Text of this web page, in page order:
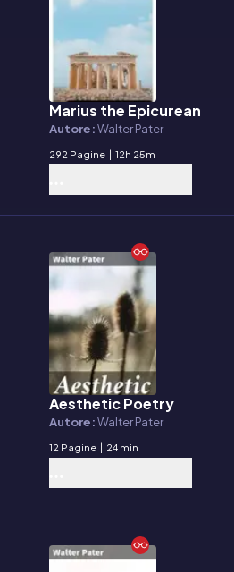
E-book
Marius the Epicurean
Autore:Walter Pater
292 Pagine | 12h 25m
E-book
Aesthetic Poetry
Autore:Walter Pater
12 Pagine | 24 min